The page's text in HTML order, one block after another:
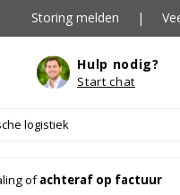
Storing melden |
Hulp nodig?
Start chat
logistiek
ofachteraf op factuur